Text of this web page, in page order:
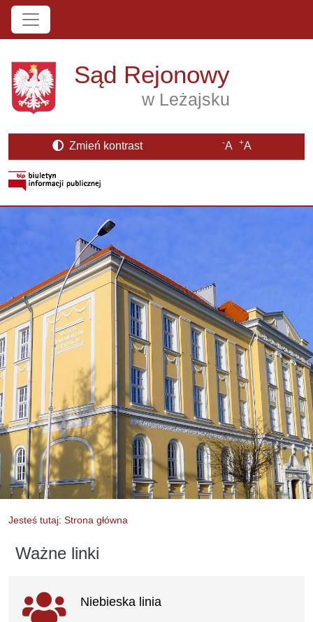
Przejdź do treści
Sąd Rejonowy
w Leżajsku
Zmień kontrast -A +A
Strona BIP otwiera się w nowym oknie
Jesteś tutaj: Strona główna
Ważne linki
Ważne linki
Niebieska linia